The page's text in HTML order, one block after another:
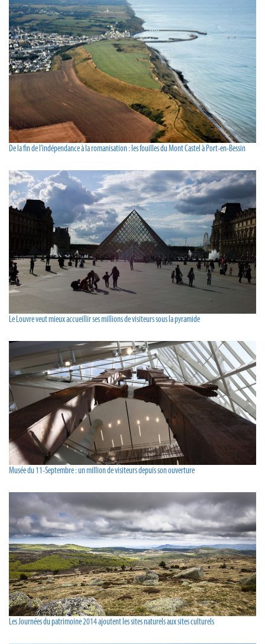
De la fin de l’indépendance à la romanisation : les fouilles du Mont Castel à Port-en-Bessin
Le Louvre veut mieux accueillir ses millions de visiteurs sous la pyramide
Musée du 11-Septembre : un million de visiteurs depuis son ouverture
Les Journées du patrimoine 2014 ajoutent les sites naturels aux sites culturels